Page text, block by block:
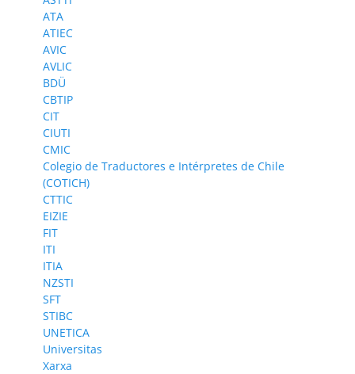
ATA
ATIEC
AVIC
AVLIC
BDÜ
CBTIP
CIT
CIUTI
CMIC
Colegio de Traductores e Intérpretes de Chile
(COTICH)
CTTIC
EIZIE
FIT
ITI
ITIA
NZSTI
SFT
STIBC
UNETICA
Universitas
Xarxa